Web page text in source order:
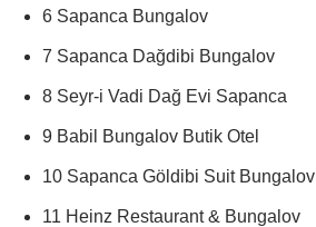
6 Sapanca Bungalov
7 Sapanca Dağdibi Bungalov
8 Seyr-i Vadi Dağ Evi Sapanca
9 Babil Bungalov Butik Otel
10 Sapanca Göldibi Suit Bungalov
11 Heinz Restaurant & Bungalov